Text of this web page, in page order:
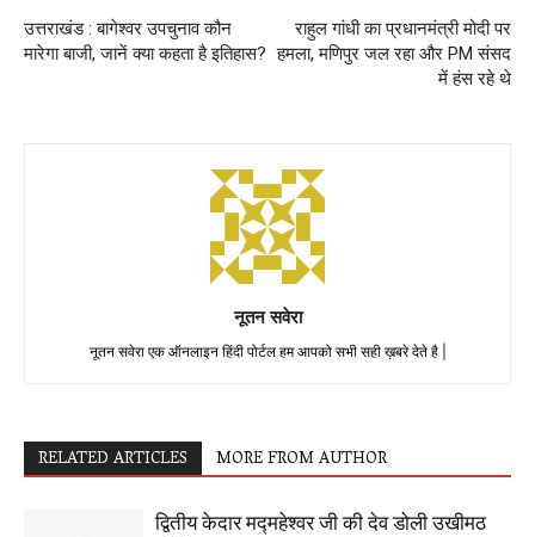
उत्तराखंड : बागेश्वर उपचुनाव कौन
मारेगा बाजी, जानें क्या कहता है इतिहास?
राहुल गांधी का प्रधानमंत्री मोदी पर
हमला, मणिपुर जल रहा और PM संसद
में हंस रहे थे
नूतन सवेरा
नूतन सवेरा एक ऑनलाइन हिंदी पोर्टल हम आपको सभी सही ख़बरे देते है |
RELATED ARTICLES MORE FROM AUTHOR
द्वितीय केदार मद्महेश्वर जी की देव डोली उखीमठ